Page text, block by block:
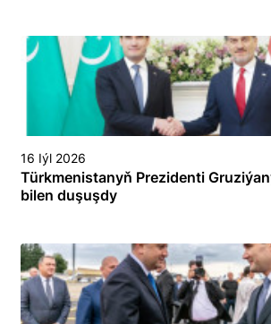
16 Iýl 2026
Türkmenistanyň Prezidenti
bilen duşuşdy